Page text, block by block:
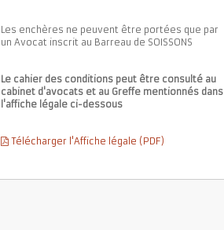
Les enchères ne peuvent être portées que par
un Avocat inscrit au Barreau de SOISSONS
Le cahier des conditions peut être consulté au
cabinet d'avocats et au Greffe mentionnés dans
l'affiche légale ci-dessous
Télécharger l'Affiche légale (PDF)